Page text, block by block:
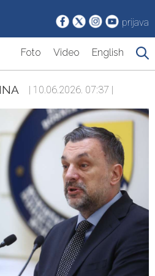
prijava
Foto Video English
| 10.06.2026. 07:37 |